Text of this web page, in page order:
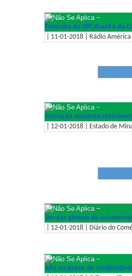
–
Pesquisa do SPC Brasil e da
| 11-01-2018 | Rádio
–
Inovação sustenta
| 12-01-2018 | Estado de
–
Vendas globais de
| 12-01-2018 | Diário do
–
Alta no preço de